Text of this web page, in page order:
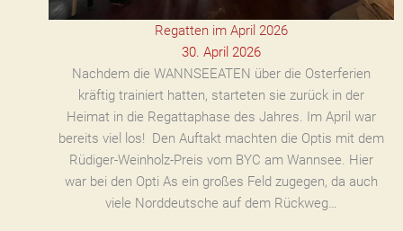
Regatten im April 2026
30. April 2026
Nachdem die WANNSEEATEN über die Osterferien
kräftig trainiert hatten, starteten sie zurück in der
Heimat in die Regattaphase des Jahres. Im April war
bereits viel los! Den Auftakt machten die Optis mit dem
Rüdiger-Weinholz-Preis vom BYC am Wannsee. Hier
war bei den Opti As ein großes Feld zugegen, da auch
viele Norddeutsche auf dem Rückweg…